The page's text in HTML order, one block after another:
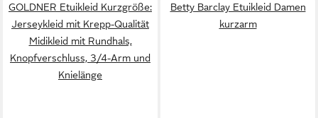
GOLDNER Etuikleid Kurzgröße:
Jerseykleid mit Krepp-Qualität
Midikleid mit Rundhals,
Knopfverschluss, 3/4-Arm und
Knielänge
Betty Barclay Etuikleid Damen
kurzarm